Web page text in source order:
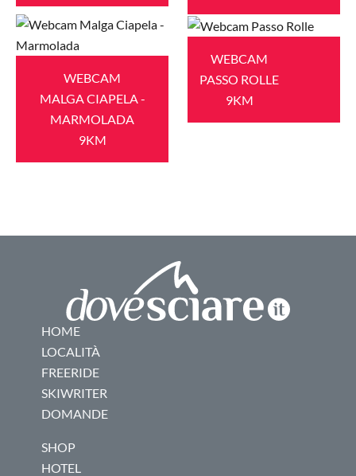
WEBCAM
MALGA CIAPELA -
MARMOLADA
9KM
WEBCAM
PASSO ROLLE
9KM
HOME
LOCALITÀ
FREERIDE
SKIWRITER
DOMANDE
SHOP
HOTEL